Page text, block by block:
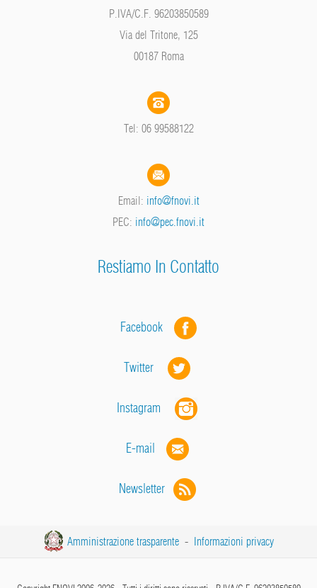
P.IVA/C.F. 96203850589
Via del Tritone, 125
00187 Roma
Tel: 06 99588122
Email: info@fnovi.it
PEC: info@pec.fnovi.it
Restiamo In Contatto
Facebook
Twitter
Instagram
E-mail
Newsletter
Amministrazione trasparente - Informazioni privacy